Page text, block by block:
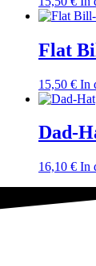
Flat
15,50 € In
Dad-
16,10 € In